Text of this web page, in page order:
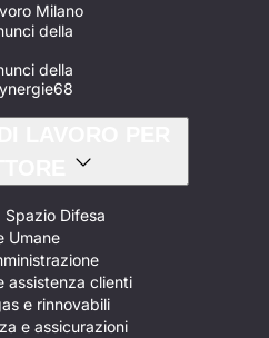
Milano
della
della
Spazio Difesa
Umane
assistenza clienti
e rinnovabili
e assicurazioni